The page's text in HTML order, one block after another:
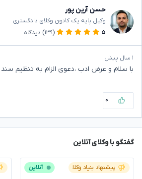
حسن آرین پور
وکیل پایه یک کانون وکلای دادگستری
۵
(۱۳۹) دیدگاه
۱ سال پیش
با سلام و عرض ادب ،دعوی الزام به تنظیم
۰
گفتگو با وکلای آنلاین
پیشنهاد بنیاد وکلا آنلاین